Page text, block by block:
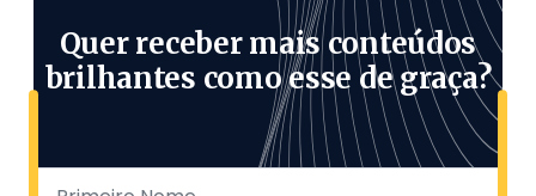
Quer receber mais conteúdos
brilhantes como esse de graça?